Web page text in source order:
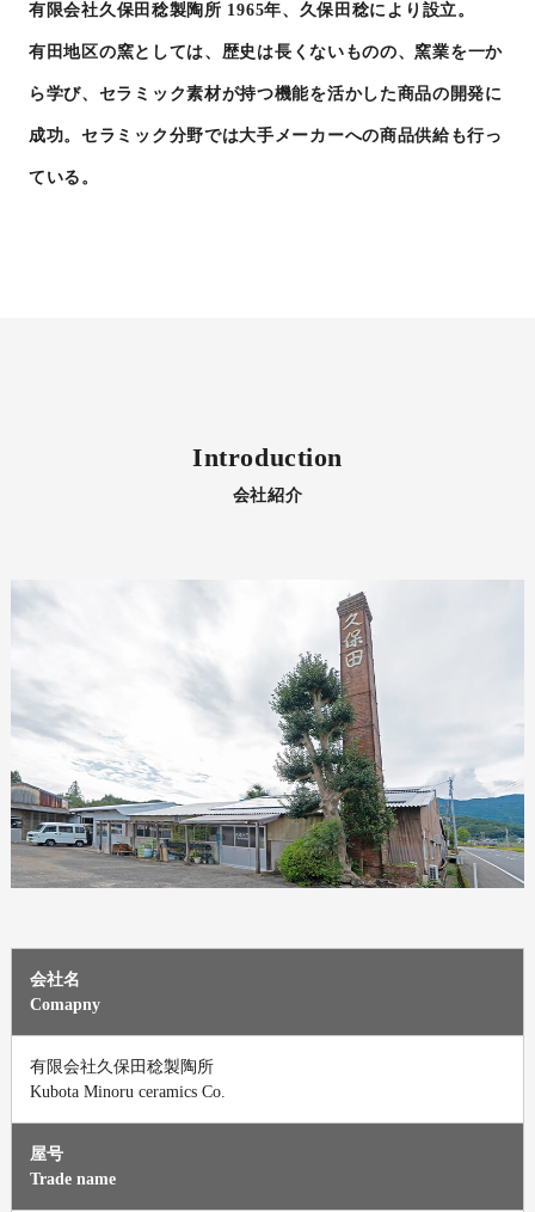
有限会社久保田稔製陶所 1965年、久保田稔により設立。
有田地区の窯としては、歴史は長くないものの、窯業を一か
ら学び、セラミック素材が持つ機能を活かした商品の開発に
成功。セラミック分野では大手メーカーへの商品供給も行っ
ている。
Introduction
会社紹介
会社名
Comapny
有限会社久保田稔製陶所
Kubota Minoru ceramics Co.
屋号
Trade name